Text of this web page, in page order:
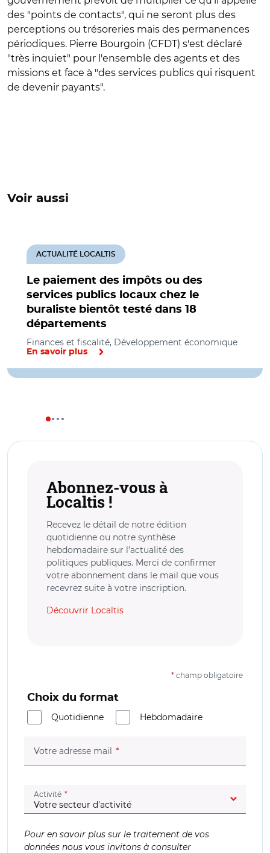
des "points de contacts", qui ne seront plus des
perceptions ou trésoreries mais des permanences
périodiques. Pierre Bourgoin (CFDT) s'est déclaré
"très inquiet" pour l'ensemble des agents et des
missions et face à "des services publics qui risquent
de devenir payants".
Voir aussi
Le paiement des impôts ou des
services publics locaux chez le
buraliste bientôt testé dans 18
départements
ACTUALITÉ LOCALTIS
Finances et fiscalité, Développement économique
En savoir plus
Abonnez-vous à
Localtis !
Recevez le détail de notre édition
quotidienne ou notre synthèse
hebdomadaire sur l’actualité des
politiques publiques. Merci de confirmer
votre abonnement dans le mail que vous
recevrez suite à votre inscription.
Découvrir Localtis
* champ obligatoire
Choix du format
Quotidienne
Hebdomadaire
Votre adresse mail (champ obligatoire)
Activité (champ obligatoire)
Pour en savoir plus sur le traitement de vos
données nous vous invitons à consulter